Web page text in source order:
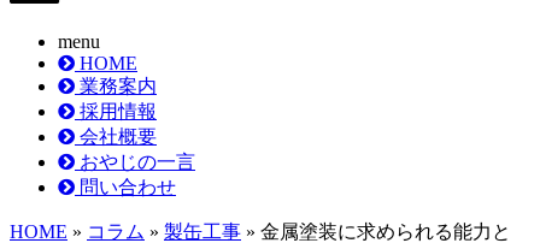
menu
HOME
業務案内
採用情報
会社概要
おやじの一言
問い合わせ
HOME » コラム » 製缶工事 » 金属塗装に求められる能力と